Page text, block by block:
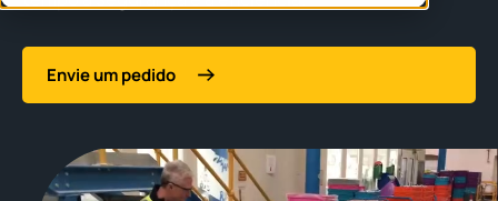
Envie um pedido